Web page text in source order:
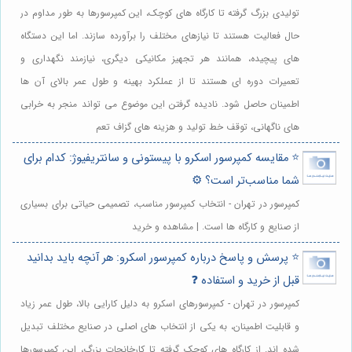
تولیدی بزرگ گرفته تا کارگاه های کوچک، این کمپرسورها به طور مداوم در
حال فعالیت هستند تا نیازهای مختلف را برآورده سازند. اما این دستگاه
های پیچیده، همانند هر تجهیز مکانیکی دیگری، نیازمند نگهداری و
تعمیرات دوره ای هستند تا از عملکرد بهینه و طول عمر بالای آن ها
اطمینان حاصل شود. نادیده گرفتن این موضوع می تواند منجر به خرابی
های ناگهانی، توقف خط تولید و هزینه های گزاف تعم
⭐️ مقایسه کمپرسور اسکرو با پیستونی و سانتریفیوژ: کدام برای
شما مناسب‌تر است؟ ⚙️
کمپرسور در تهران - انتخاب کمپرسور مناسب، تصمیمی حیاتی برای بسیاری
از صنایع و کارگاه ها است. | مشاهده و خرید
⭐️ پرسش و پاسخ درباره کمپرسور اسکرو: هر آنچه باید بدانید
قبل از خرید و استفاده ❓
کمپرسور در تهران - کمپرسورهای اسکرو به دلیل کارایی بالا، طول عمر زیاد
و قابلیت اطمینان، به یکی از انتخاب های اصلی در صنایع مختلف تبدیل